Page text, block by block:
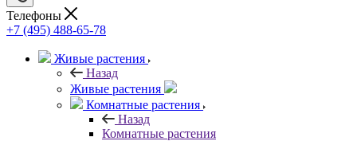
Телефоны
+7 (495) 488-65-78
Живые растения
Назад
Живые растения
Комнатные растения
Назад
Комнатные растения